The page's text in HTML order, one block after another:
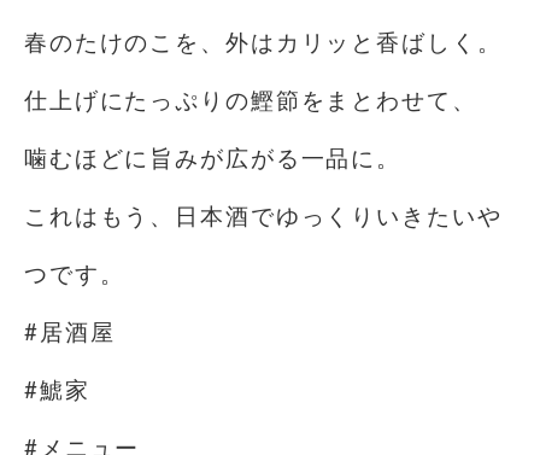
春のたけのこを、外はカリッと香ばしく。
仕上げにたっぷりの鰹節をまとわせて、
噛むほどに旨みが広がる一品に。
これはもう、日本酒でゆっくりいきたいや
つです。⁡
#居酒屋
#鯱家
#メニュー